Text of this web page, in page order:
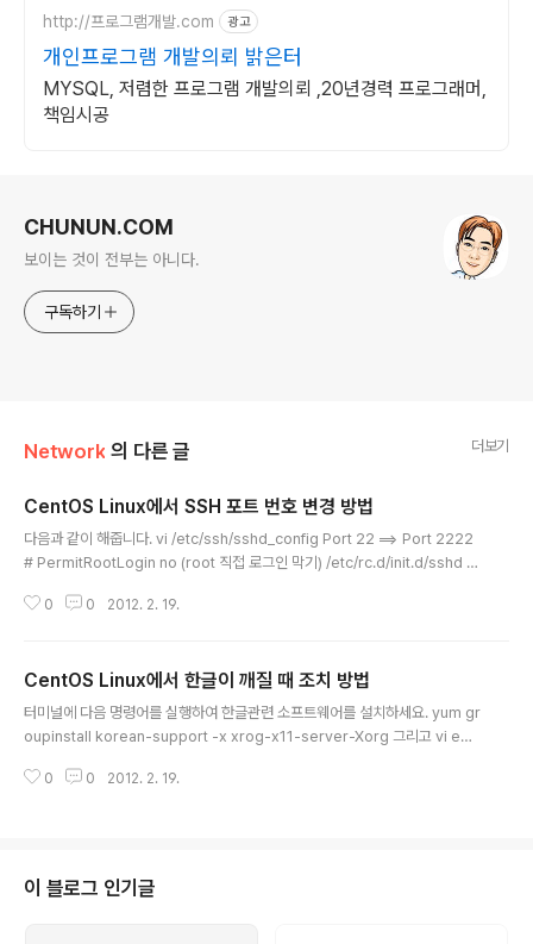
http://프로그램개발.com 광고
개인프로그램 개발의뢰 밝은터
MYSQL, 저렴한 프로그램 개발의뢰 ,20년경력 프로그래머,
책임시공
CHUNUN.COM
보이는 것이 전부는 아니다.
구독하기
Network 의 다른 글 더보기
CentOS Linux에서 SSH 포트 번호 변경 방법
다음과 같이 해줍니다. vi /etc/ssh/sshd_config Port 22 ==> Port 2222
# PermitRootLogin no (root 직접 로그인 막기) /etc/rc.d/init.d/sshd r
0 0 2012. 2. 19.
CentOS Linux에서 한글이 깨질 때 조치 방법
터미널에 다음 명령어를 실행하여 한글관련 소프트웨어를 설치하세요. yum gr
oupinstall korean-support -x xrog-x11-server-Xorg 그리고 vi edit
ANG="ko_KR.eucKR" SUPPORTED="ko_KR.eucKR:en_US.UTF-8:
0 0 2012. 2. 19.
이 블로그 인기글